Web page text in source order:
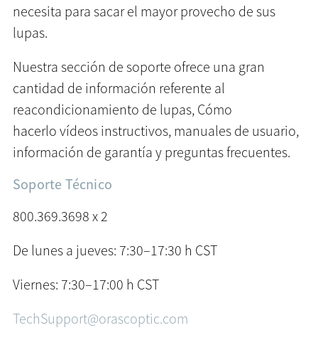
necesita para sacar el mayor provecho de sus
lupas.
Nuestra sección de soporte ofrece una gran
cantidad de información referente al
reacondicionamiento de lupas, Cómo
hacerlo vídeos instructivos, manuales de usuario,
información de garantía y preguntas frecuentes.
Soporte Técnico
800.369.3698 x 2
De lunes a jueves: 7:30–17:30 h CST
Viernes: 7:30–17:00 h CST
TechSupport@orascoptic.com